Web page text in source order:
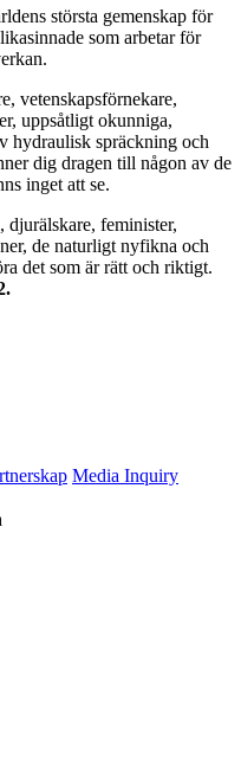
största gemenskap för
som arbetar för
vetenskapsförnekare,
uppsåtligt okunniga,
hydraulisk spräckning och
dig dragen till någon av de
inget att se.
djurälskare, feminister,
de naturligt nyfikna och
det som är rätt och riktigt.
Media Inquiry